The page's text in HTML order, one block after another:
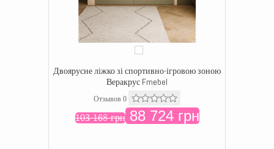
Двоярусне ліжко зі спортивно-ігровою зоною
Веракрус Fmebel
Отзывов 0
103 168 грн88 724 грн